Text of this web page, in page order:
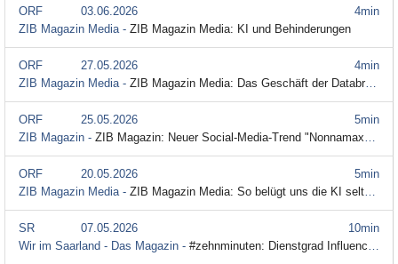
4min
ORF
03.06.2026
ZIB Magazin Media - ZIB Magazin Media: KI und Behinderungen
4min
ORF
27.05.2026
ZIB Magazin Media - ZIB Magazin Media: Das Geschäft der Databroker
5min
ORF
25.05.2026
ZIB Magazin - ZIB Magazin: Neuer Social-Media-Trend "Nonnamaxxing"
5min
ORF
20.05.2026
ZIB Magazin Media - ZIB Magazin Media: So belügt uns die KI seltener
10min
SR
07.05.2026
Wir im Saarland - Das Magazin - #zehnminuten: Dienstgrad Influencer - Social Media für die Polizei